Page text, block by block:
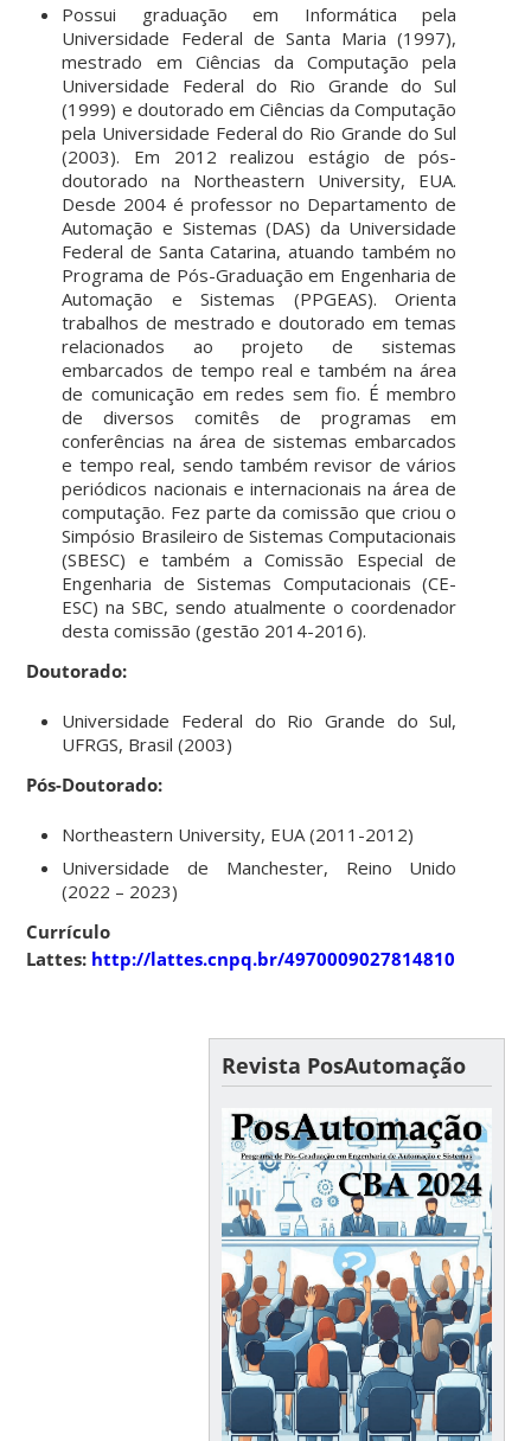
Possui graduação em Informática pela
Universidade Federal de Santa Maria (1997),
mestrado em Ciências da Computação pela
Universidade Federal do Rio Grande do Sul
(1999) e doutorado em Ciências da Computação
pela Universidade Federal do Rio Grande do Sul
(2003). Em 2012 realizou estágio de pós-
doutorado na Northeastern University, EUA.
Desde 2004 é professor no Departamento de
Automação e Sistemas (DAS) da Universidade
Federal de Santa Catarina, atuando também no
Programa de Pós-Graduação em Engenharia de
Automação e Sistemas (PPGEAS). Orienta
trabalhos de mestrado e doutorado em temas
relacionados ao projeto de sistemas
embarcados de tempo real e também na área
de comunicação em redes sem fio. É membro
de diversos comitês de programas em
conferências na área de sistemas embarcados
e tempo real, sendo também revisor de vários
periódicos nacionais e internacionais na área de
computação. Fez parte da comissão que criou o
Simpósio Brasileiro de Sistemas Computacionais
(SBESC) e também a Comissão Especial de
Engenharia de Sistemas Computacionais (CE-
ESC) na SBC, sendo atualmente o coordenador
desta comissão (gestão 2014-2016).
Doutorado:
Universidade Federal do Rio Grande do Sul,
UFRGS, Brasil (2003)
Pós-Doutorado:
Northeastern University, EUA (2011-2012)
Universidade de Manchester, Reino Unido
(2022 – 2023)
Currículo
Lattes: http://lattes.cnpq.br/4970009027814810
Revista PosAutomação